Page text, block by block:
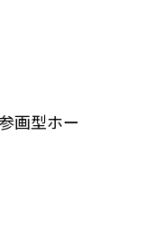
画型ホー